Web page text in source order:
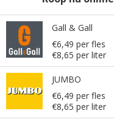
Gall & Gall
€6,49 per fles
€8,65 per liter
JUMBO
€6,49 per fles
€8,65 per liter